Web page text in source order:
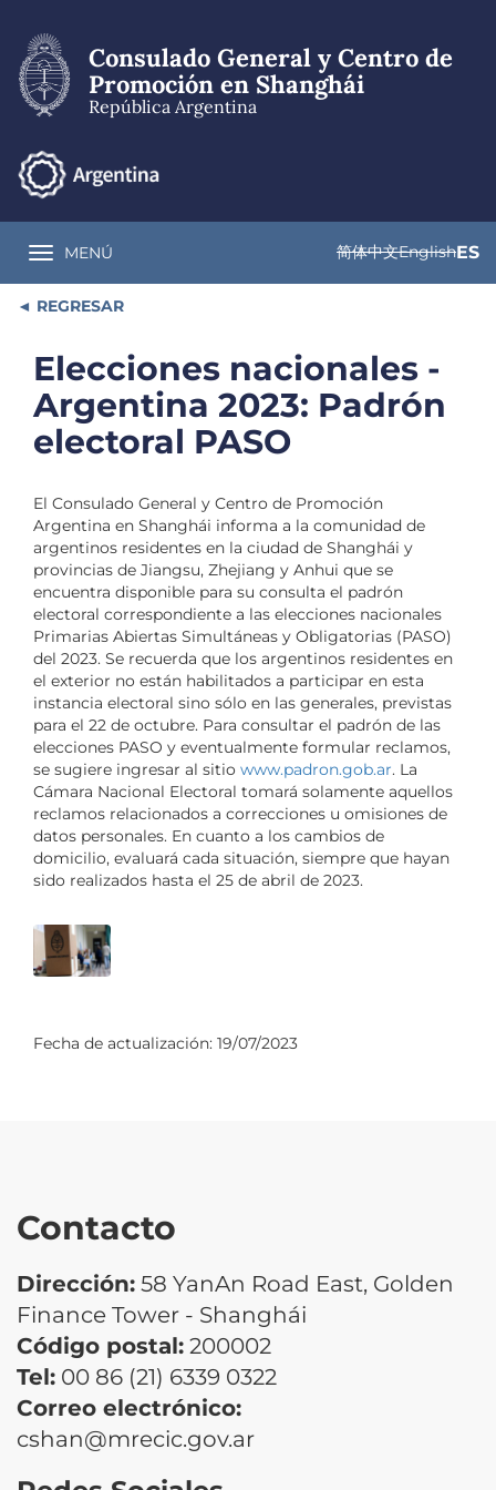
contenido
principal
Consulado General y Centro de
Promoción en Shanghái
República Argentina
Toggle navigation
MENÚ 简体中文EnglishES
REGRESAR
Elecciones nacionales -
Argentina 2023: Padrón
electoral PASO
El Consulado General y Centro de Promoción
Argentina en Shanghái informa a la comunidad de
argentinos residentes en la ciudad de Shanghái y
provincias de Jiangsu, Zhejiang y Anhui que se
encuentra disponible para su consulta el padrón
electoral correspondiente a las elecciones nacionales
Primarias Abiertas Simultáneas y Obligatorias (PASO)
del 2023. Se recuerda que los argentinos residentes en
el exterior no están habilitados a participar en esta
instancia electoral sino sólo en las generales, previstas
para el 22 de octubre. Para consultar el padrón de las
elecciones PASO y eventualmente formular reclamos,
se sugiere ingresar al sitio www.padron.gob.ar. La
Cámara Nacional Electoral tomará solamente aquellos
reclamos relacionados a correcciones u omisiones de
datos personales. En cuanto a los cambios de
domicilio, evaluará cada situación, siempre que hayan
sido realizados hasta el 25 de abril de 2023.
Fecha de actualización: 19/07/2023
Contacto
Dirección: 58 YanAn Road East, Golden
Finance Tower - Shanghái
Código postal: 200002
Tel: 00 86 (21) 6339 0322
Correo electrónico:
cshan@mrecic.gov.ar